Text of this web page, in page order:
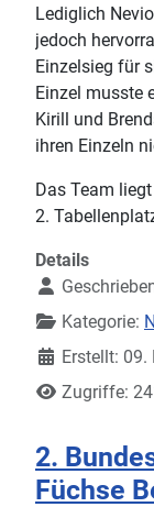
Lediglich
jedoch
Einzelsieg für
Einzel musste
Kirill und
ihren Einzeln
Das Team
2.
Details
Kategorie:
Erstellt: 09.
Zugriffe:
2.
Füchse